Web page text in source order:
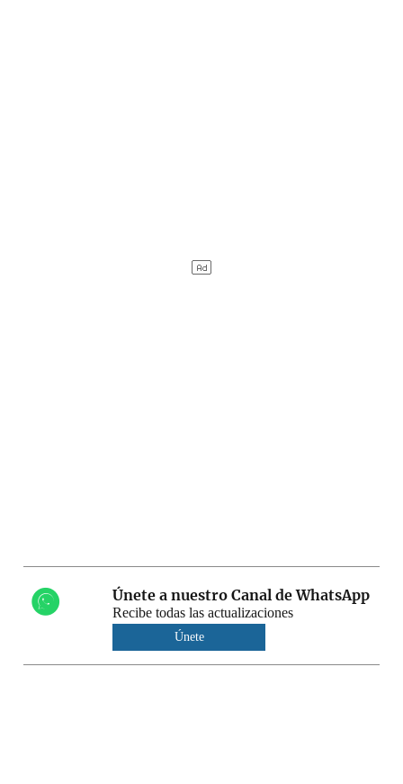
Únete a nuestro Canal de WhatsApp
Recibe todas las actualizaciones
Únete